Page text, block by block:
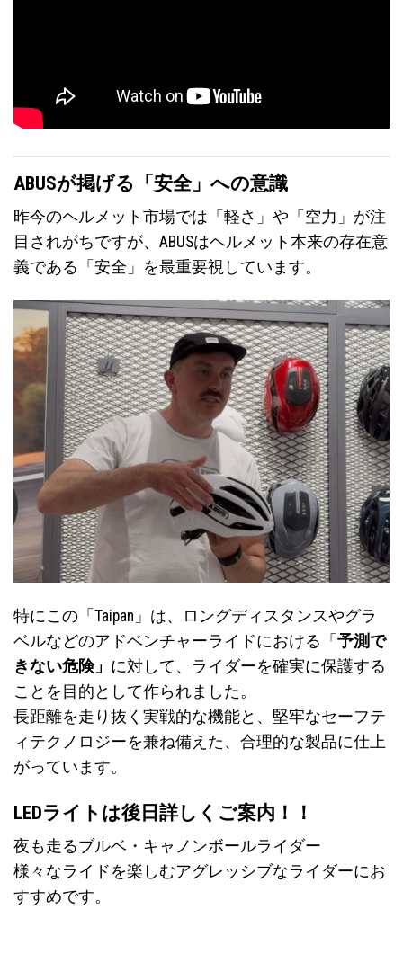
ABUSが掲げる「安全」への意識
昨今のヘルメット市場では「軽さ」や「空力」が注
目されがちですが、ABUSはヘルメット本来の存在意
義である「安全」を最重要視しています。
特にこの「Taipan」は、ロングディスタンスやグラ
ベルなどのアドベンチャーライドにおける「 予測で
きない危険」 に対して、ライダーを確実に保護する
ことを目的として作られました。
長距離を走り抜く実戦的な機能と、堅牢なセーフテ
ィテクノロジーを兼ね備えた、合理的な製品に仕上
がっています。
LEDライトは後日詳しくご案内！！
夜も走るブルベ・キャノンボールライダー
様々なライドを楽しむアグレッシブなライダーにお
すすめです。